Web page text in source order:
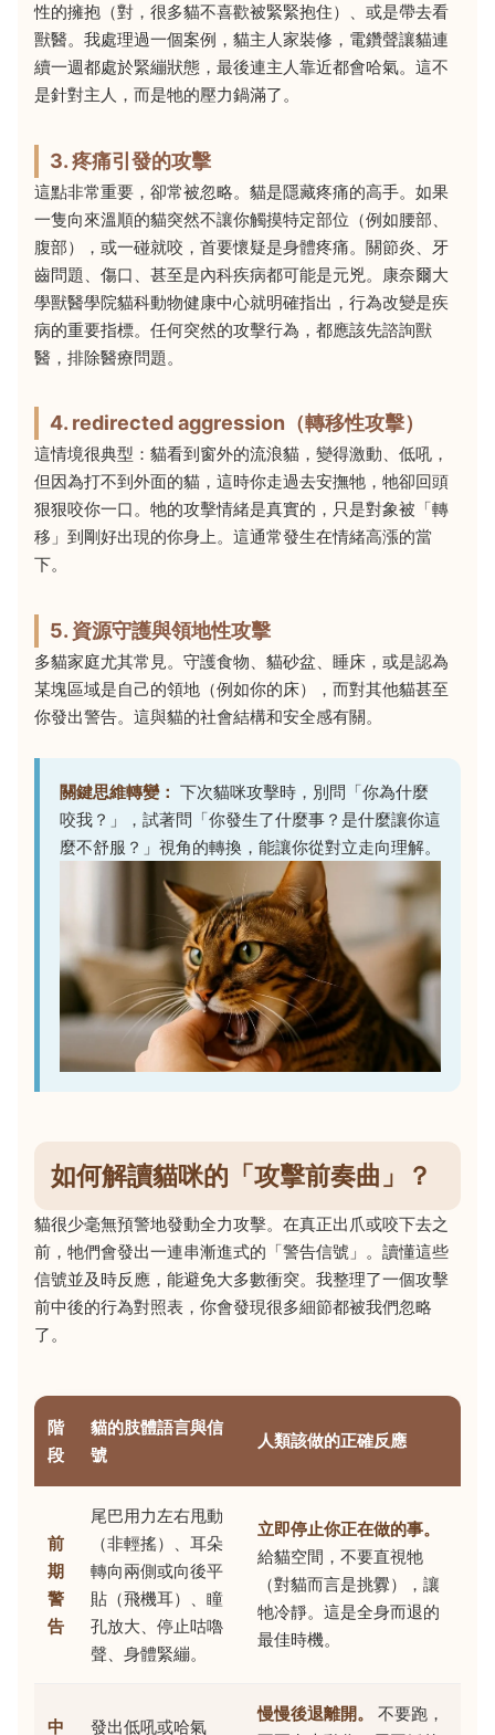
性的擁抱（對，很多貓不喜歡被緊緊抱住）、或是帶去看
獸醫。我處理過一個案例，貓主人家裝修，電鑽聲讓貓連
續一週都處於緊繃狀態，最後連主人靠近都會哈氣。這不
是針對主人，而是牠的壓力鍋滿了。
3. 疼痛引發的攻擊
這點非常重要，卻常被忽略。貓是隱藏疼痛的高手。如果
一隻向來溫順的貓突然不讓你觸摸特定部位（例如腰部、
腹部），或一碰就咬，首要懷疑是身體疼痛。關節炎、牙
齒問題、傷口、甚至是內科疾病都可能是元兇。康奈爾大
學獸醫學院貓科動物健康中心就明確指出，行為改變是疾
病的重要指標。任何突然的攻擊行為，都應該先諮詢獸
醫，排除醫療問題。
4. redirected aggression（轉移性攻擊）
這情境很典型：貓看到窗外的流浪貓，變得激動、低吼，
但因為打不到外面的貓，這時你走過去安撫牠，牠卻回頭
狠狠咬你一口。牠的攻擊情緒是真實的，只是對象被「轉
移」到剛好出現的你身上。這通常發生在情緒高漲的當
下。
5. 資源守護與領地性攻擊
多貓家庭尤其常見。守護食物、貓砂盆、睡床，或是認為
某塊區域是自己的領地（例如你的床），而對其他貓甚至
你發出警告。這與貓的社會結構和安全感有關。
關鍵思維轉變： 下次貓咪攻擊時，別問「你為什麼
咬我？」，試著問「你發生了什麼事？是什麼讓你這
麼不舒服？」視角的轉換，能讓你從對立走向理解。
如何解讀貓咪的「攻擊前奏曲」？
貓很少毫無預警地發動全力攻擊。在真正出爪或咬下去之
前，牠們會發出一連串漸進式的「警告信號」。讀懂這些
信號並及時反應，能避免大多數衝突。我整理了一個攻擊
前中後的行為對照表，你會發現很多細節都被我們忽略
了。
階
段
貓的肢體語言與信
號
人類該做的正確反應
前
期
警
告
尾巴用力左右甩動
（非輕搖）、耳朵
轉向兩側或向後平
貼（飛機耳）、瞳
孔放大、停止咕嚕
聲、身體緊繃。
立即停止你正在做的事。
給貓空間，不要直視牠
（對貓而言是挑釁），讓
牠冷靜。這是全身而退的
最佳時機。
中 發出低吼或哈氣
慢慢後退離開。
不要跑，